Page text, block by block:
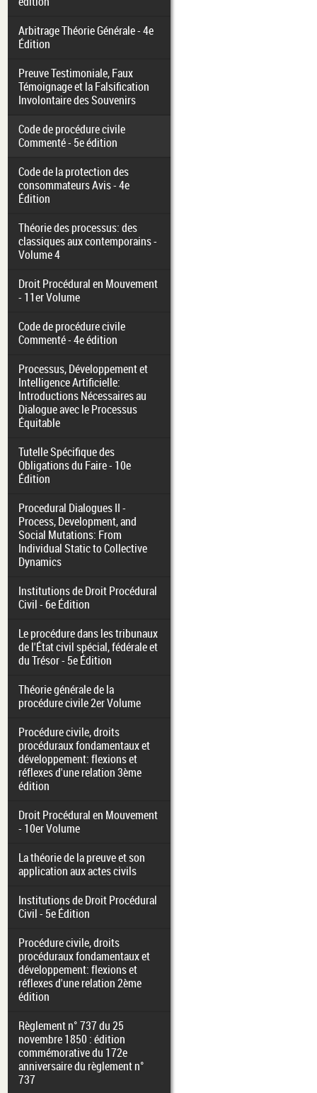
Arbitrage Théorie Générale - 4e
Édition
Preuve Testimoniale, Faux
Témoignage et la Falsification
Involontaire des Souvenirs
Code de procédure civile
Commenté - 5e édition
Code de la protection des
consommateurs Avis - 4e
Édition
Théorie des processus: des
classiques aux contemporains -
Volume 4
Droit Procédural en Mouvement
- 11er Volume
Code de procédure civile
Commenté - 4e édition
Processus, Développement et
Intelligence Artificielle:
Introductions Nécessaires au
Dialogue avec le Processus
Équitable
Tutelle Spécifique des
Obligations du Faire - 10e
Édition
Procedural Dialogues II -
Process, Development, and
Social Mutations: From
Individual Static to Collective
Dynamics
Institutions de Droit Procédural
Civil - 6e Édition
Le procédure dans les tribunaux
de l'État civil spécial, fédérale et
du Trésor - 5e Édition
Théorie générale de la
procédure civile 2er Volume
Procédure civile, droits
procéduraux fondamentaux et
développement: flexions et
réflexes d'une relation 3ème
édition
Droit Procédural en Mouvement
- 10er Volume
La théorie de la preuve et son
application aux actes civils
Institutions de Droit Procédural
Civil - 5e Édition
Procédure civile, droits
procéduraux fondamentaux et
développement: flexions et
réflexes d'une relation 2ème
édition
Règlement n° 737 du 25
novembre 1850 : édition
commémorative du 172e
anniversaire du règlement n°
737